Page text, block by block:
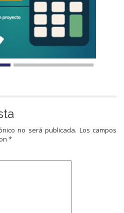
no será publicada. Los campos
*